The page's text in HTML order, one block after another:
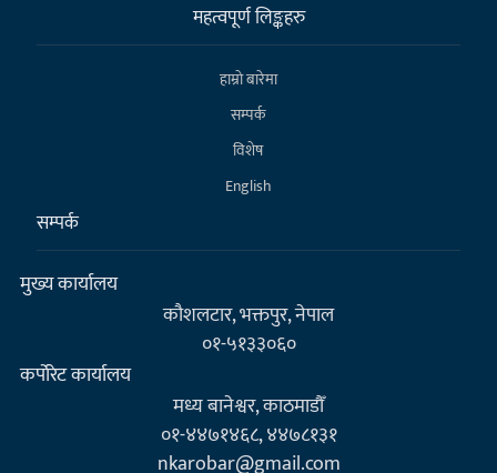
महत्वपूर्ण लिङ्कहरु
हाम्राे बारेमा
सम्पर्क
विशेष
English
सम्पर्क
मुख्य कार्यालय
कौशलटार, भक्तपुर, नेपाल
०१-५१३३०६०
कर्पाेरेट कार्यालय
मध्य बानेश्वर, काठमाडौँ
०१-४४७१४६८, ४४७८१३१
nkarobar@gmail.com